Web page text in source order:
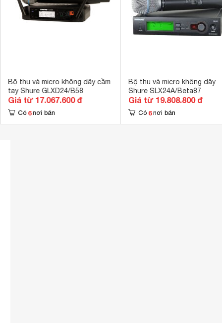
Bộ thu và micro không dây cầm
tay Shure GLXD24/B58
Giá từ 17.067.600 đ
Có 6 nơi bán
Bộ thu và micro không dây
Shure SLX24A/Beta87
Giá từ 19.808.800 đ
Có 6 nơi bán